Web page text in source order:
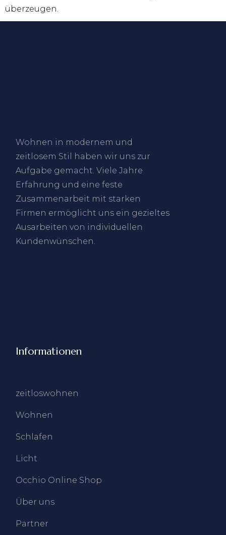
überzeugen.
Wohnen in modernem und
zeitlosem Stil haben wir uns zur
Aufgabe gemacht. Viele Jahre
Erfahrung und eine feste
Zusammenarbeit mit starken
Firmen ermöglicht uns ein gezieltes
Ausarbeiten von individuellen
Kundenwünschen.
Informationen
zeitloswohnen
Wohnen
Schlafen
Licht
Occhio Online Shop
Über uns
Partner